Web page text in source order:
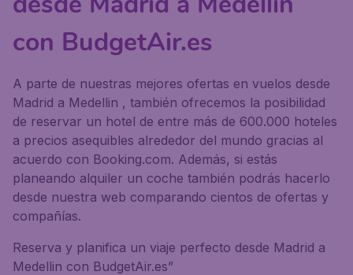
con BudgetAir.es
A parte de nuestras mejores ofertas en vuelos desde
Madrid a Medellin , también ofrecemos la posibilidad
de reservar un hotel de entre más de 600.000 hoteles
a precios asequibles alrededor del mundo gracias al
acuerdo con Booking.com. Además, si estás
planeando alquiler un coche también podrás hacerlo
desde nuestra web comparando cientos de ofertas y
compañías.
Reserva y planifica un viaje perfecto desde Madrid a
Medellin con BudgetAir.es”